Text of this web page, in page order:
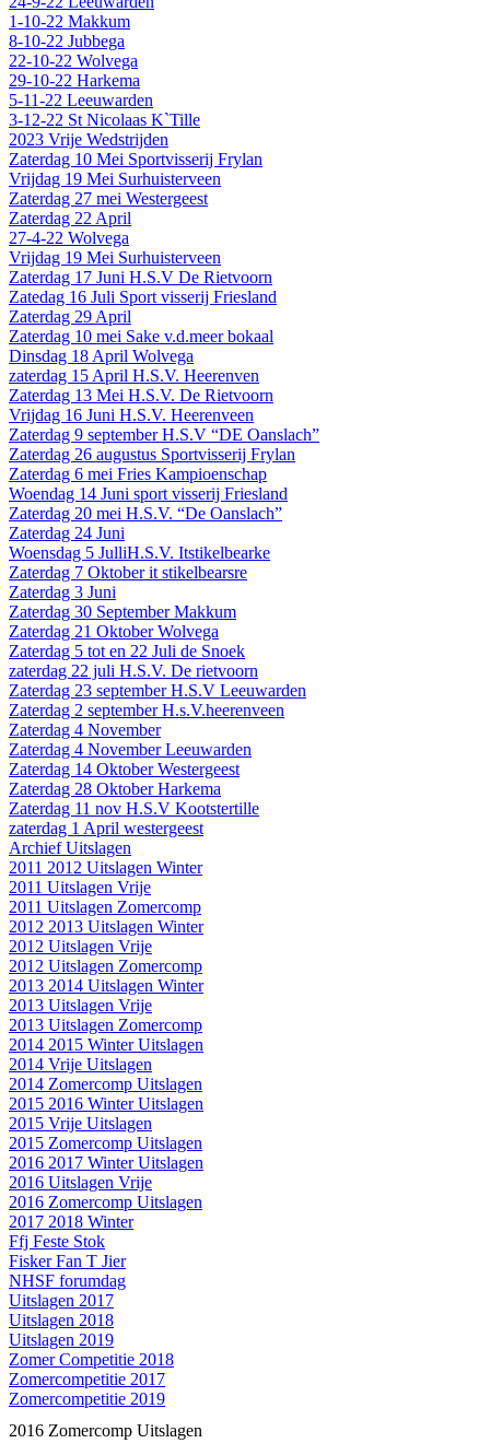
1-10-22 Makkum
8-10-22 Jubbega
22-10-22 Wolvega
29-10-22 Harkema
5-11-22 Leeuwarden
3-12-22 St Nicolaas K`Tille
2023 Vrije Wedstrijden
Zaterdag 10 Mei Sportvisserij Frylan
Vrijdag 19 Mei Surhuisterveen
Zaterdag 27 mei Westergeest
Zaterdag 22 April
27-4-22 Wolvega
Vrijdag 19 Mei Surhuisterveen
Zaterdag 17 Juni H.S.V De Rietvoorn
Zatedag 16 Juli Sport visserij Friesland
Zaterdag 29 April
Zaterdag 10 mei Sake v.d.meer bokaal
Dinsdag 18 April Wolvega
zaterdag 15 April H.S.V. Heerenven
Zaterdag 13 Mei H.S.V. De Rietvoorn
Vrijdag 16 Juni H.S.V. Heerenveen
Zaterdag 9 september H.S.V “DE Oanslach”
Zaterdag 26 augustus Sportvisserij Frylan
Zaterdag 6 mei Fries Kampioenschap
Woendag 14 Juni sport visserij Friesland
Zaterdag 20 mei H.S.V. “De Oanslach”
Zaterdag 24 Juni
Woensdag 5 JulliH.S.V. Itstikelbearke
Zaterdag 7 Oktober it stikelbearsre
Zaterdag 3 Juni
Zaterdag 30 September Makkum
Zaterdag 21 Oktober Wolvega
Zaterdag 5 tot en 22 Juli de Snoek
zaterdag 22 juli H.S.V. De rietvoorn
Zaterdag 23 september H.S.V Leeuwarden
Zaterdag 2 september H.s.V.heerenveen
Zaterdag 4 November
Zaterdag 4 November Leeuwarden
Zaterdag 14 Oktober Westergeest
Zaterdag 28 Oktober Harkema
Zaterdag 11 nov H.S.V Kootstertille
zaterdag 1 April westergeest
Archief Uitslagen
2011 2012 Uitslagen Winter
2011 Uitslagen Vrije
2011 Uitslagen Zomercomp
2012 2013 Uitslagen Winter
2012 Uitslagen Vrije
2012 Uitslagen Zomercomp
2013 2014 Uitslagen Winter
2013 Uitslagen Vrije
2013 Uitslagen Zomercomp
2014 2015 Winter Uitslagen
2014 Vrije Uitslagen
2014 Zomercomp Uitslagen
2015 2016 Winter Uitslagen
2015 Vrije Uitslagen
2015 Zomercomp Uitslagen
2016 2017 Winter Uitslagen
2016 Uitslagen Vrije
2016 Zomercomp Uitslagen
2017 2018 Winter
Ffj Feste Stok
Fisker Fan T Jier
NHSF forumdag
Uitslagen 2017
Uitslagen 2018
Uitslagen 2019
Zomer Competitie 2018
Zomercompetitie 2017
Zomercompetitie 2019
2016 Zomercomp Uitslagen